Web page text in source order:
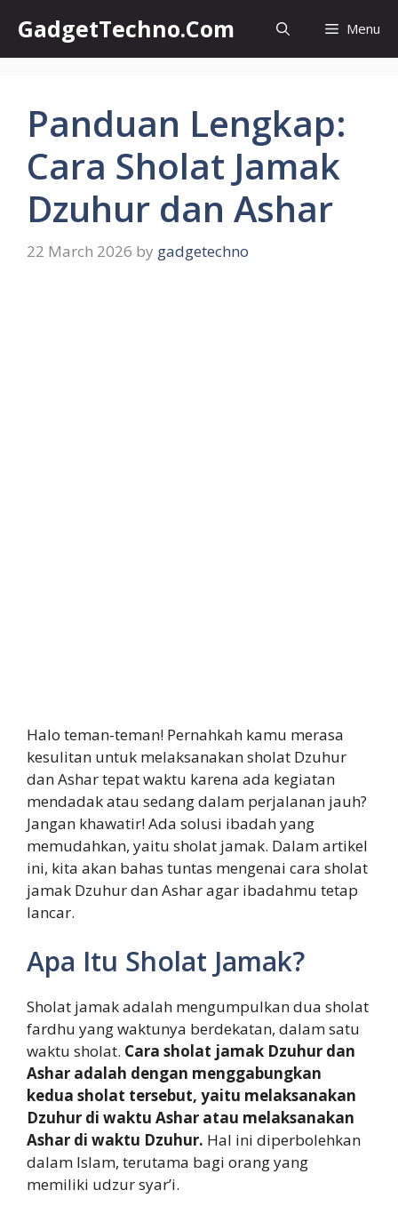
content
GadgetTechno.Com Menu
Panduan Lengkap:
Cara Sholat Jamak
Dzuhur dan Ashar
22 March 2026 by gadgetechno
Halo teman-teman! Pernahkah kamu merasa
kesulitan untuk melaksanakan sholat Dzuhur
dan Ashar tepat waktu karena ada kegiatan
mendadak atau sedang dalam perjalanan jauh?
Jangan khawatir! Ada solusi ibadah yang
memudahkan, yaitu sholat jamak. Dalam artikel
ini, kita akan bahas tuntas mengenai cara sholat
jamak Dzuhur dan Ashar agar ibadahmu tetap
lancar.
Apa Itu Sholat Jamak?
Sholat jamak adalah mengumpulkan dua sholat
fardhu yang waktunya berdekatan, dalam satu
waktu sholat. Cara sholat jamak Dzuhur dan
Ashar adalah dengan menggabungkan
kedua sholat tersebut, yaitu melaksanakan
Dzuhur di waktu Ashar atau melaksanakan
Ashar di waktu Dzuhur. Hal ini diperbolehkan
dalam Islam, terutama bagi orang yang
memiliki udzur syar’i.